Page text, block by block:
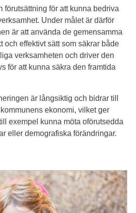
förutsättning för att kunna bedriva
Under målet är därför
är att använda de gemensamma
och effektivt sätt som säkrar både
verksamheten och driver den
för att kunna säkra den framtida
är långsiktig och bidrar till
ekonomi, vilket ger
exempel kunna möta oförutsedda
eller demografiska förändringar.